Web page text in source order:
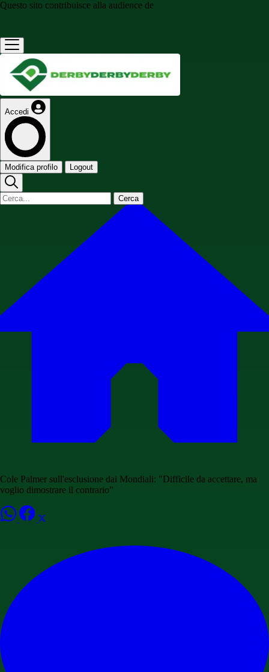
Questo sito contribuisce alla audience de
Accedi
Modifica profilo Logout
Cerca
Cole Palmer sull'esclusione dai Mondiali: "Difficile da accettare, ma
voglio dimostrare il contrario"